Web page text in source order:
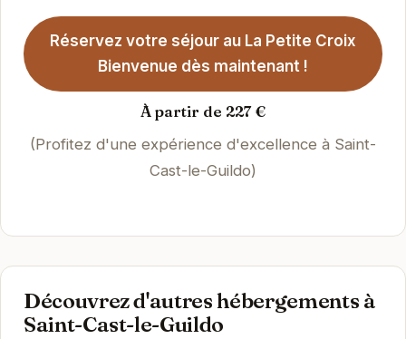
Réservez votre séjour au La Petite Croix
Bienvenue dès maintenant !
À partir de 227 €
(Profitez d'une expérience d'excellence à Saint-
Cast-le-Guildo)
Découvrez d'autres hébergements à
Saint-Cast-le-Guildo